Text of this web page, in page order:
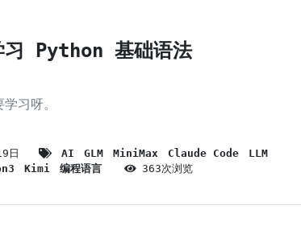
习 Python 基础语法
习呀。
日 AI GLM MiniMax Claude Code
LLM
Kimi 编程语言 363次浏览